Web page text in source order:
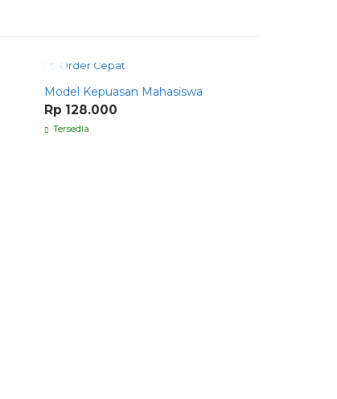
Order Cepat
Model Kepuasan Mahasiswa
Rp 128.000
Tersedia